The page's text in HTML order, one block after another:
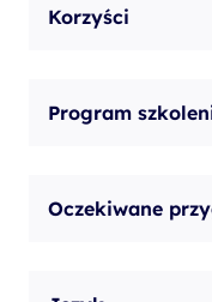
Korzyści
Program
Oczekiwane